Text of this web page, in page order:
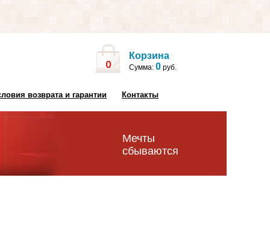
0
Корзина
Сумма: 0 руб.
возврата и гарантии Контакты
Мечты
сбываются